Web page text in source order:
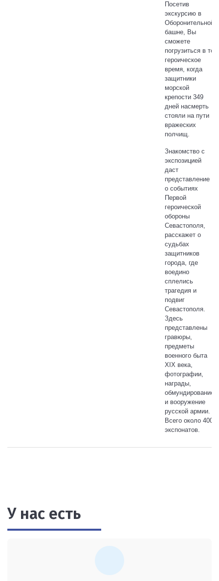
Посетив
экскурсию в
Оборонительной
башне, Вы
сможете
погрузиться в то
героическое
время, когда
защитники
морской
крепости 349
дней насмерть
стояли на пути
вражеских
полчищ.
Знакомство с
экспозицией
даст
представление
о событиях
Первой
героической
обороны
Севастополя,
расскажет о
судьбах
защитников
города, где
воедино
сплелись
трагедия и
подвиг
Севастополя.
Здесь
представлены
гравюры,
предметы
военного быта
XIX века,
фотографии,
награды,
обмундирование
и вооружение
русской армии.
Всего около 400
экспонатов.
У нас есть